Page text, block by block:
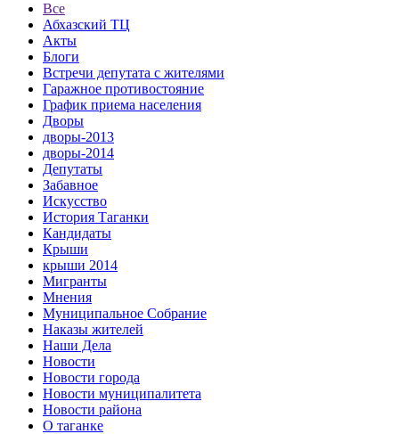
Все
Абхазский ТЦ
Акты
Блоги
Встречи депутата с жителями
Гаражное противостояние
График приема населения
Дворы
дворы-2013
дворы-2014
Депутаты
Забавное
Искусство
История Таганки
Кандидаты
Крыши
крыши 2014
Мигранты
Мнения
Муниципальное Собрание
Наказы жителей
Наши Дела
Новости
Новости города
Новости муниципалитета
Новости района
О таганке